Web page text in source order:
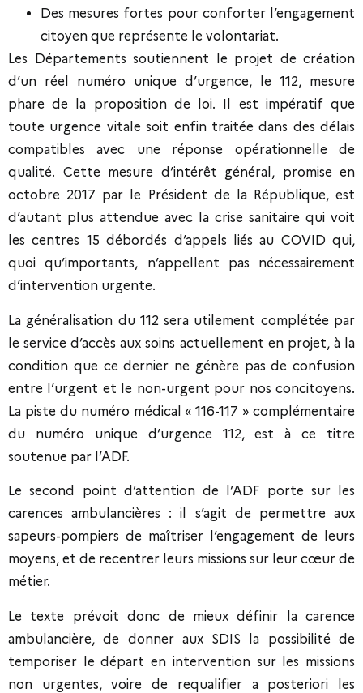
Des mesures fortes pour conforter l’engagement
citoyen que représente le volontariat.
Les Départements soutiennent le projet de création
d’un réel numéro unique d’urgence, le 112, mesure
phare de la proposition de loi. Il est impératif que
toute urgence vitale soit enfin traitée dans des délais
compatibles avec une réponse opérationnelle de
qualité. Cette mesure d’intérêt général, promise en
octobre 2017 par le Président de la République, est
d’autant plus attendue avec la crise sanitaire qui voit
les centres 15 débordés d’appels liés au COVID qui,
quoi qu’importants, n’appellent pas nécessairement
d’intervention urgente.
La généralisation du 112 sera utilement complétée par
le service d’accès aux soins actuellement en projet, à la
condition que ce dernier ne génère pas de confusion
entre l’urgent et le non-urgent pour nos concitoyens.
La piste du numéro médical « 116-117 » complémentaire
du numéro unique d’urgence 112, est à ce titre
soutenue par l’ADF.
Le second point d’attention de l’ADF porte sur les
carences ambulancières : il s’agit de permettre aux
sapeurs-pompiers de maîtriser l’engagement de leurs
moyens, et de recentrer leurs missions sur leur cœur de
métier.
Le texte prévoit donc de mieux définir la carence
ambulancière, de donner aux SDIS la possibilité de
temporiser le départ en intervention sur les missions
non urgentes, voire de requalifier a posteriori les